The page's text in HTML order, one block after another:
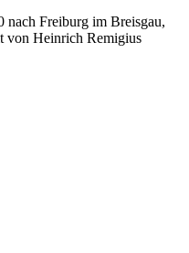
nach Freiburg im Breisgau,
von Heinrich Remigius